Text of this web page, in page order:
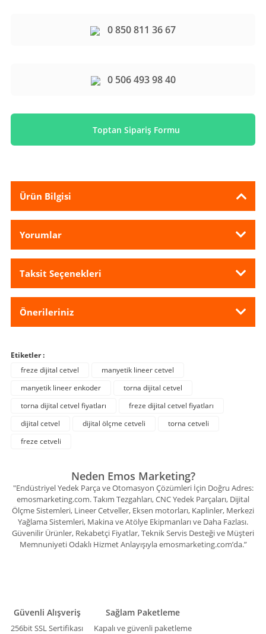
0 850 811 36 67
0 506 493 98 40
Toptan Sipariş Formu
Ürün Bilgisi
Yorumlar
Taksit Seçenekleri
Önerileriniz
Etiketler :
freze dijital cetvel
manyetik lineer cetvel
manyetik lineer enkoder
torna dijital cetvel
torna dijital cetvel fiyatları
freze dijital cetvel fiyatları
dijital cetvel
dijital ölçme cetveli
torna cetveli
freze cetveli
Neden Emos Marketing?
"Endüstriyel Yedek Parça ve Otomasyon Çözümleri İçin Doğru Adres:
emosmarketing.com. Takım Tezgahları, CNC Yedek Parçaları, Dijital
Ölçme Sistemleri, Lineer Cetveller, Eksen motorları, Kaplinler, Merkezi
Yağlama Sistemleri, Makina ve Atölye Ekipmanları ve Daha Fazlası.
Güvenilir Ürünler, Rekabetçi Fiyatlar, Teknik Servis Desteği ve Müşteri
Memnuniyeti Odaklı Hizmet Anlayışıyla emosmarketing.com’da.”
Güvenli Alışveriş
256bit SSL Sertifikası
Sağlam Paketleme
Kapalı ve güvenli paketleme